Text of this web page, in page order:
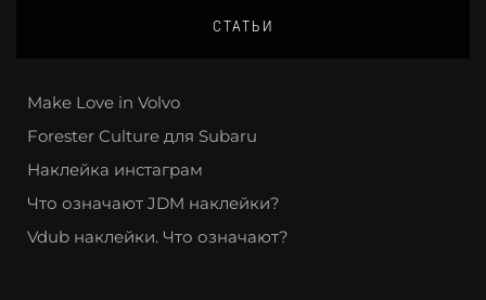
СТАТЬИ
Make Love in Volvo
Forester Culture для Subaru
Наклейка инстаграм
Что означают JDM наклейки?
Vdub наклейки. Что означают?